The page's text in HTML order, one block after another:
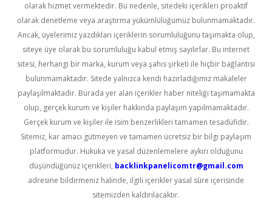
olarak hizmet vermektedir. Bu nedenle, sitedeki içerikleri proaktif
olarak denetleme veya araştırma yükümlülüğümüz bulunmamaktadır.
Ancak, üyelerimiz yazdıkları içeriklerin sorumluluğunu taşımakta olup,
siteye üye olarak bu sorumluluğu kabul etmiş sayılırlar. Bu internet
sitesi, herhangi bir marka, kurum veya şahıs şirketi ile hiçbir bağlantısı
bulunmamaktadır. Sitede yalnızca kendi hazırladığımız makaleler
paylaşılmaktadır. Burada yer alan içerikler haber niteliği taşımamakta
olup, gerçek kurum ve kişiler hakkında paylaşım yapılmamaktadır.
Gerçek kurum ve kişiler ile isim benzerlikleri tamamen tesadüfidir.
Sitemiz, kar amacı gütmeyen ve tamamen ücretsiz bir bilgi paylaşım
platformudur. Hukuka ve yasal düzenlemelere aykırı olduğunu
düşündüğünüz içerikleri, backlinkpanelicomtr@gmail.com
adresine bildirmeniz halinde, ilgili içerikler yasal süre içerisinde
sitemizden kaldırılacaktır.